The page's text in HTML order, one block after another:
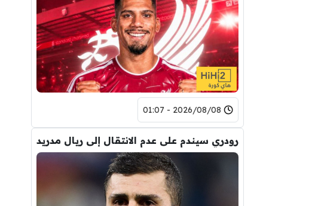
2026/08/08 - 01:07
رودري سيندم على عدم الانتقال إلى ريال مدريد